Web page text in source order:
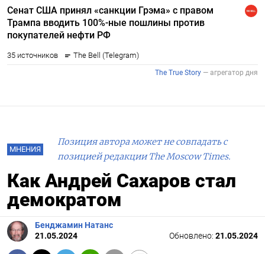
МНЕНИЯ
Позиция автора может не совпадать с
позицией редакции The Moscow Times.
Как Андрей Сахаров стал
демократом
Бенджамин Натанс
21.05.2024
Обновлено: 21.05.2024